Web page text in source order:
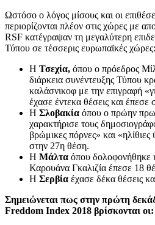
Ωστόσο ο λόγος μίσους και οι
περιορίζονται πλέον στις χώρες με
RSF κατέγραψαν τη μεγαλύτερη
Τύπου σε τέσσερις ευρωπαϊκές χώρες:
Η Τσεχία, όπου ο πρόεδρος
διάρκεια συνέντευξης Τύπου
καλάσνικοφ με την επιγραφή
έχασε έντεκα θέσεις και έπεσε
Η Σλοβακία όπου ο πρώην
χαρακτήρισε τους
βρώμικες πόρνες» και
στην 27η θέση.
Η Μάλτα όπου δολοφονήθηκε
Καρουάνα Γκαλιζία έπεσε 18
Η Σερβία έχασε δέκα θέσεις
Σημειώνεται πως στην πρώτη
Freddom Index 2018 βρίσκονται οι: